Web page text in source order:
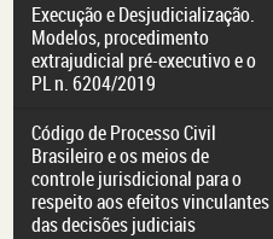
Execução e Desjudicialização.
Modelos, procedimento
extrajudicial pré-executivo e o
PL n. 6204/2019
Código de Processo Civil
Brasileiro e os meios de
controle jurisdicional para o
respeito aos efeitos vinculantes
das decisões judiciais